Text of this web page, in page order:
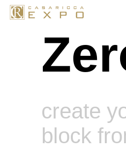
create
block